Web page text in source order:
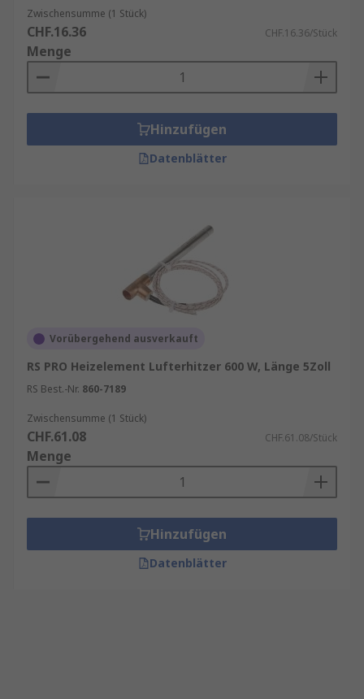
Zwischensumme (1 Stück)
CHF.16.36 CHF.16.36/Stück
Menge
Hinzufügen
Datenblätter
Vorübergehend ausverkauft
RS PRO Heizelement Lufterhitzer 600 W, Länge 5Zoll
RS Best.-Nr. 860-7189
Zwischensumme (1 Stück)
CHF.61.08 CHF.61.08/Stück
Menge
Hinzufügen
Datenblätter